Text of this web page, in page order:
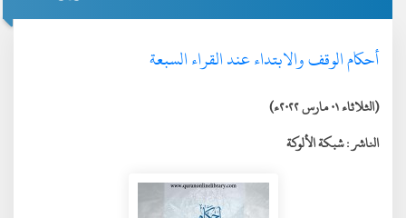
أحكام الوقف والابتداء عند القراء السبعة
(الثلاثاء ٠١ مارس ٢٠٢٢ء)
الناشر :شبكة الألوكة